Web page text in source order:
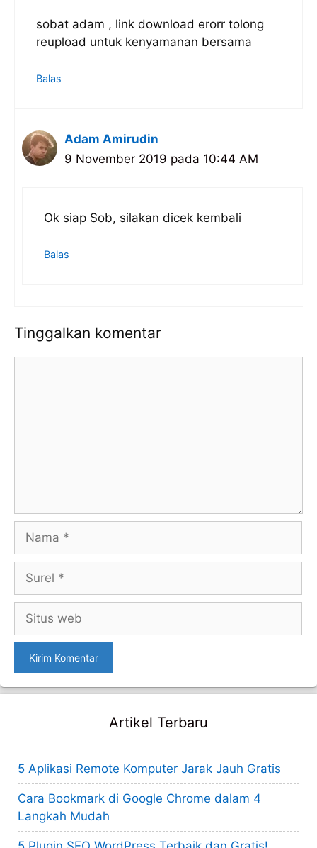
sobat adam , link download erorr tolong
reupload untuk kenyamanan bersama
Balas
Adam Amirudin
9 November 2019 pada 10:44 AM
Ok siap Sob, silakan dicek kembali
Balas
Tinggalkan komentar
Nama
Surel
Situs
web
Artikel Terbaru
5 Aplikasi Remote Komputer Jarak Jauh Gratis
Cara Bookmark di Google Chrome dalam 4
Langkah Mudah